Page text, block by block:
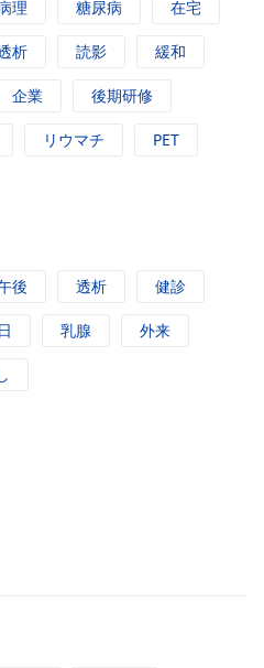
理 糖尿病 在宅
析 読影 緩和
企業 後期研修
リウマチ PET
後 透析 健診
乳腺 外来